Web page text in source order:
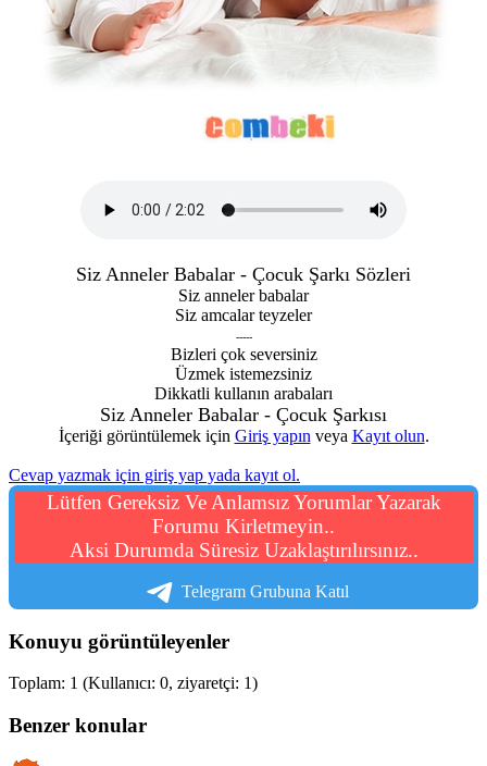
Siz Anneler Babalar - Çocuk Şarkı Sözleri
Siz anneler babalar
Siz amcalar teyzeler
-----
Bizleri çok seversiniz
Üzmek istemezsiniz
Dikkatli kullanın arabaları
Siz Anneler Babalar - Çocuk Şarkısı
İçeriği görüntülemek için Giriş yapın veya Kayıt olun.
Cevap yazmak için giriş yap yada kayıt ol.
Lütfen Gereksiz Ve Anlamsız Yorumlar Yazarak
Forumu Kirletmeyin..
Aksi Durumda Süresiz Uzaklaştırılırsınız..
Telegram Grubuna Katıl
Konuyu görüntüleyenler
Toplam: 1 (Kullanıcı: 0, ziyaretçi: 1)
Benzer konular